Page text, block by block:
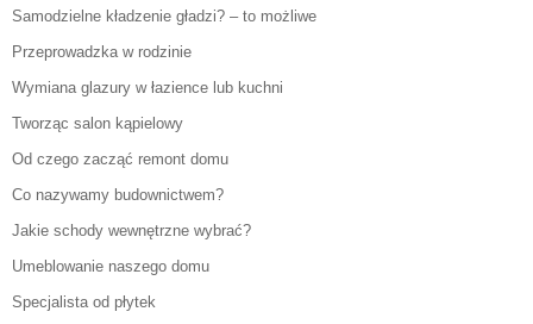
Samodzielne kładzenie gładzi? – to możliwe
Przeprowadzka w rodzinie
Wymiana glazury w łazience lub kuchni
Tworząc salon kąpielowy
Od czego zacząć remont domu
Co nazywamy budownictwem?
Jakie schody wewnętrzne wybrać?
Umeblowanie naszego domu
Specjalista od płytek